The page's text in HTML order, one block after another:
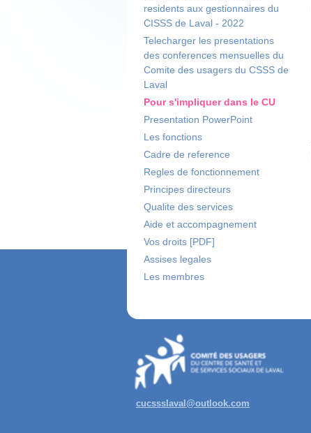
residents aux gestionnaires du
CISSS de Laval - 2022
Telecharger les presentations
des conferences mensuelles du
Comite des usagers du CSSS de
Laval
Pour s'impliquer dans le CU
Presentation PowerPoint
Les fonctions
Cadre de reference
Regles de fonctionnement
Principes directeurs
Qualite des services
Aide et accompagnement
Vos droits [PDF]
Assises legales
Les membres
cucssslaval@outlook.com